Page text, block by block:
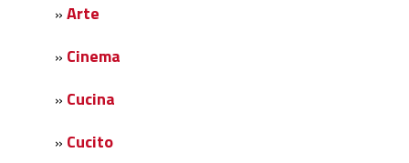
» Arte
» Cinema
» Cucina
» Cucito